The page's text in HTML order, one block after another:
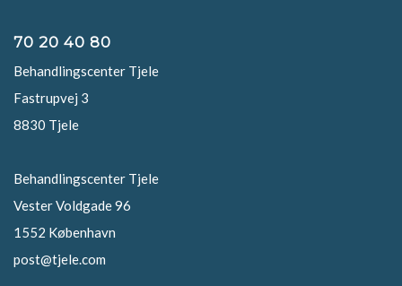
70 20 40 80
Behandlingscenter Tjele
Fastrupvej 3
8830 Tjele
Behandlingscenter Tjele
Vester Voldgade 96
1552 København
post@tjele.com